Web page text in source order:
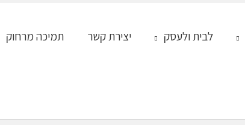
לבית ולעסק יצירת קשר תמיכה מרחוק